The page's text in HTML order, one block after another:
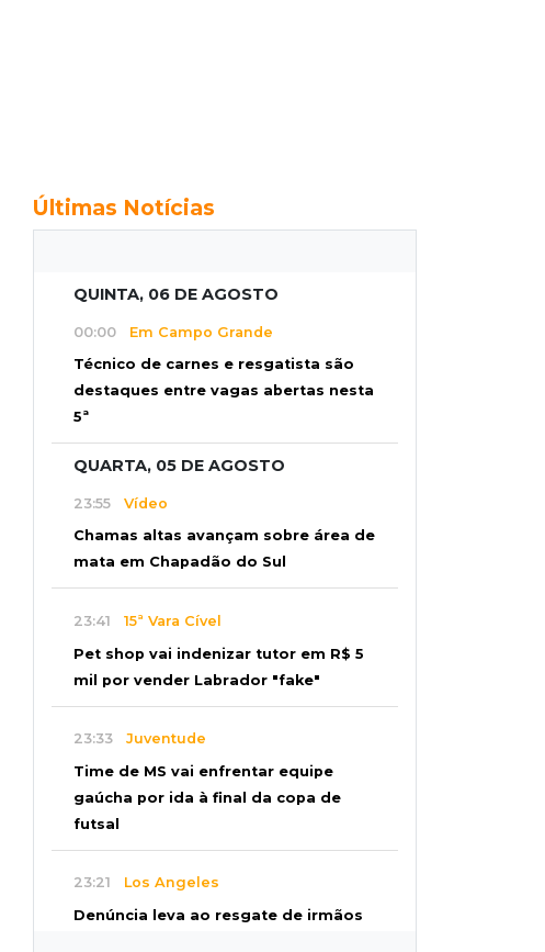
Últimas Notícias
QUINTA, 06 DE AGOSTO
00:00 Em Campo Grande
Técnico de carnes e resgatista são
destaques entre vagas abertas nesta
5ª
QUARTA, 05 DE AGOSTO
23:55 Vídeo
Chamas altas avançam sobre área de
mata em Chapadão do Sul
23:41 15ª Vara Cível
Pet shop vai indenizar tutor em R$ 5
mil por vender Labrador "fake"
23:33 Juventude
Time de MS vai enfrentar equipe
gaúcha por ida à final da copa de
futsal
23:21 Los Angeles
Denúncia leva ao resgate de irmãos